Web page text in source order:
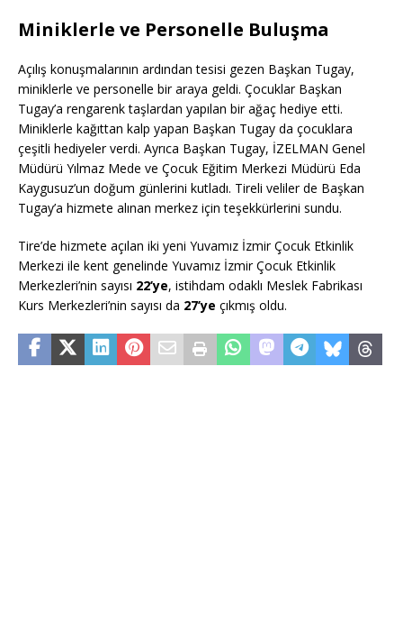
Miniklerle ve Personelle Buluşma
Açılış konuşmalarının ardından tesisi gezen Başkan Tugay,
miniklerle ve personelle bir araya geldi. Çocuklar Başkan
Tugay’a rengarenk taşlardan yapılan bir ağaç hediye etti.
Miniklerle kağıttan kalp yapan Başkan Tugay da çocuklara
çeşitli hediyeler verdi. Ayrıca Başkan Tugay, İZELMAN Genel
Müdürü Yılmaz Mede ve Çocuk Eğitim Merkezi Müdürü Eda
Kaygusuz’un doğum günlerini kutladı. Tireli veliler de Başkan
Tugay’a hizmete alınan merkez için teşekkürlerini sundu.
Tire’de hizmete açılan iki yeni Yuvamız İzmir Çocuk Etkinlik
Merkezi ile kent genelinde Yuvamız İzmir Çocuk Etkinlik
Merkezleri’nin sayısı 22’ye, istihdam odaklı Meslek Fabrikası
Kurs Merkezleri’nin sayısı da 27’ye çıkmış oldu.